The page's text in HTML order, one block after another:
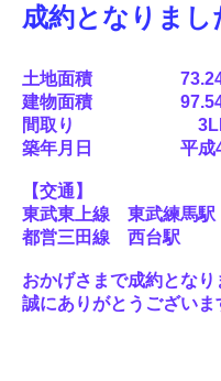
成約となりまし
土地面積 73.24㎡
建物面積 97.54
間取り
築年月日 平成4
【交通】
東武東上線 東武練馬
都営三田線 西台
おかげさまで成約となり
誠にありがとうございま